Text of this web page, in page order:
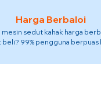
Harga Berbaloi
mesin sedut kahak harga
beli? 99% pengguna berpuas